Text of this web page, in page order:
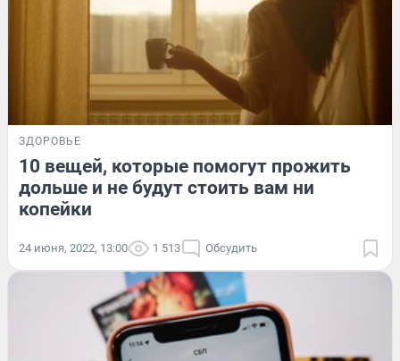
ЗДОРОВЬЕ
10 вещей, которые помогут прожить
дольше и не будут стоить вам ни
копейки
24 июня, 2022, 13:00 1 513 Обсудить